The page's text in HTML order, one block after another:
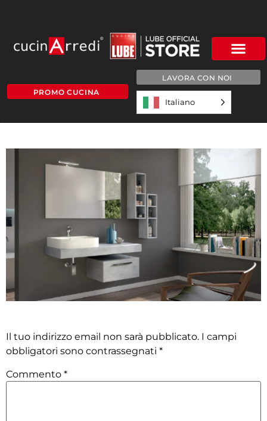
PROMO CUCINA
LAVORA CON NOI
Italiano
Il tuo indirizzo email non sarà pubblicato. I campi
obbligatori sono contrassegnati *
Commento *